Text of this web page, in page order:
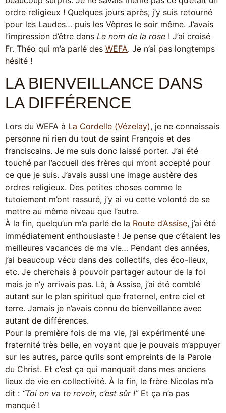
ordre religieux ! Quelques jours après, j’y suis retourné
pour les Laudes… puis les Vêpres le soir même. J’avais
l’impression d’être dans Le nom de la rose ! J’ai croisé
Fr. Théo qui m’a parlé des WEFA. Je n’ai pas longtemps
hésité !
LA BIENVEILLANCE DANS
LA DIFFÉRENCE
Lors du WEFA à La Cordelle (Vézelay), je ne connaissais
personne ni rien du tout de saint François et des
franciscains. Je me suis donc laissé porter. J’ai été
touché par l’accueil des frères qui m’ont accepté pour
ce que je suis. J’avais aussi une image austère des
ordres religieux. Des petites choses comme le
tutoiement m’ont rassuré, j’y ai vu cette volonté de se
mettre au même niveau que l’autre.
À la fin, quelqu’un m’a parlé de la Route d’Assise, j’ai été
immédiatement enthousiaste ! Je pense que c’étaient les
meilleures vacances de ma vie… Pendant des années,
j’ai beaucoup vécu dans des collectifs, des éco-lieux,
etc. Je cherchais à pouvoir partager autour de la foi
mais je n’y arrivais pas. Là, à Assise, j’ai été comblé
autant sur le plan spirituel que fraternel, entre ciel et
terre. Jamais je n’avais connu de bienveillance avec
autant de différences.
Pour la première fois de ma vie, j’ai expérimenté une
fraternité très belle, en voyant que je pouvais m’appuyer
sur les autres, parce qu’ils sont empreints de la Parole
du Christ. Et c’est ça qui manquait dans mes anciens
lieux de vie en collectivité. À la fin, le frère Nicolas m’a
dit : “Toi on va te revoir, c’est sûr !”Et ça n’a pas
manqué !